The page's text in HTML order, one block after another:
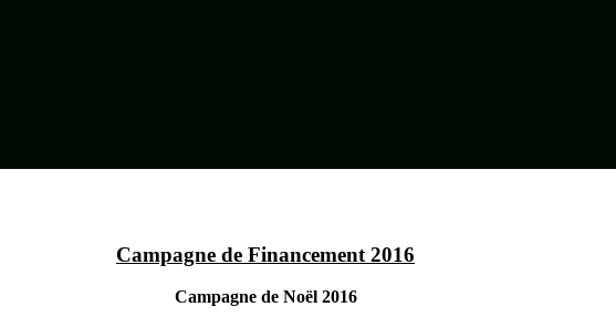
Campagne de Financement 2016
Campagne de Noël 2016